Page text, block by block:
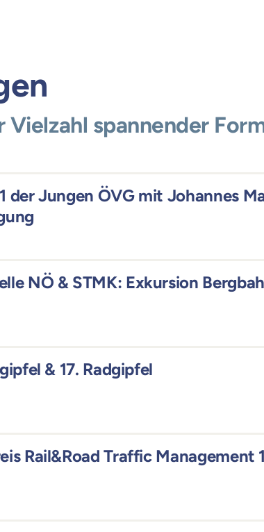
Vielzahl spannender
der Jungen ÖVG mit Johannes
NÖ & STMK: Exkursion
& 17. Radgipfel
Rail&Road Traffic Management